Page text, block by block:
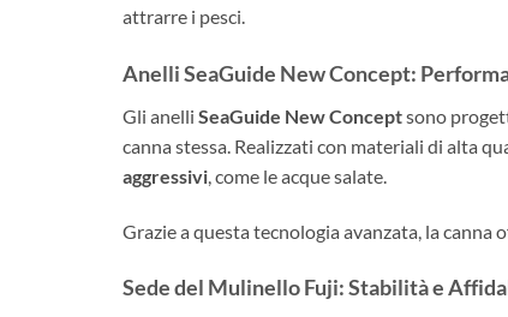
attrarre i pesci.
Anelli SeaGuide New Concept:
Gli anelli SeaGuide New Conceptsono
canna stessa. Realizzati con materiali di alta
aggressivi, come le acque salate.
Grazie a questa tecnologia avanzata, la
Sede del Mulinello Fuji: Stabilità e